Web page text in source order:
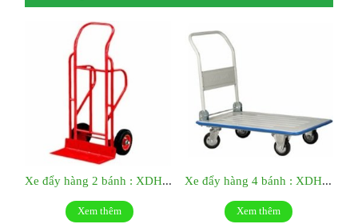
Xe đẩy hàng 2 bánh : XDH03
Xem thêm
Xe đẩy hàng 4 bánh : XDH11
Xem thêm